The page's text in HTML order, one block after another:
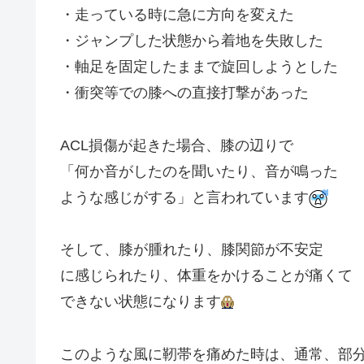
・走っている時に急に方向を変えた
・ジャンプした状態から着地を失敗した
・軸足を固定したままで旋回しようとした
・衝突等での膝への直接打撃があった
ACL損傷が起きた場合、膝の辺りで
「何か音がしたのを聞いたり、音が鳴った
ような感じがする」と言われています
そして、膝が腫れたり、膝関節が不安定
に感じられたり、体重をかけることが痛くて
できない状態になります
このような風に靭帯を痛めた時は、通常、部